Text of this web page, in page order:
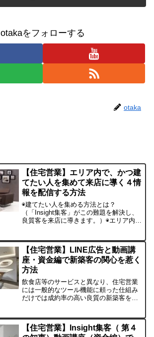
otakaをフォローする
otaka
【住宅営業】エリア内で、かつ建
てたい人を集めて来店に導く４情
報を配信する方法
◉建てたい人を集める方法とは？
（「Insight集客」がこの難題を解決し、
良質客を来店に導きます。）◉エリア内
『Insight集客』の中で、２番目にお伝え
したい特徴です。
【住宅営業】LINE広告と動画講
座・資金編で新築客の関心を惹く
方法
飲食店等のサービスと異なり、住宅営業
には一般的なツール機能に頼った仕組み
だけでは成約率の高い良質の新築客を集
あります。一言で言えば、専門性と人間
性です。
【住宅営業】Insight集客（ 第４